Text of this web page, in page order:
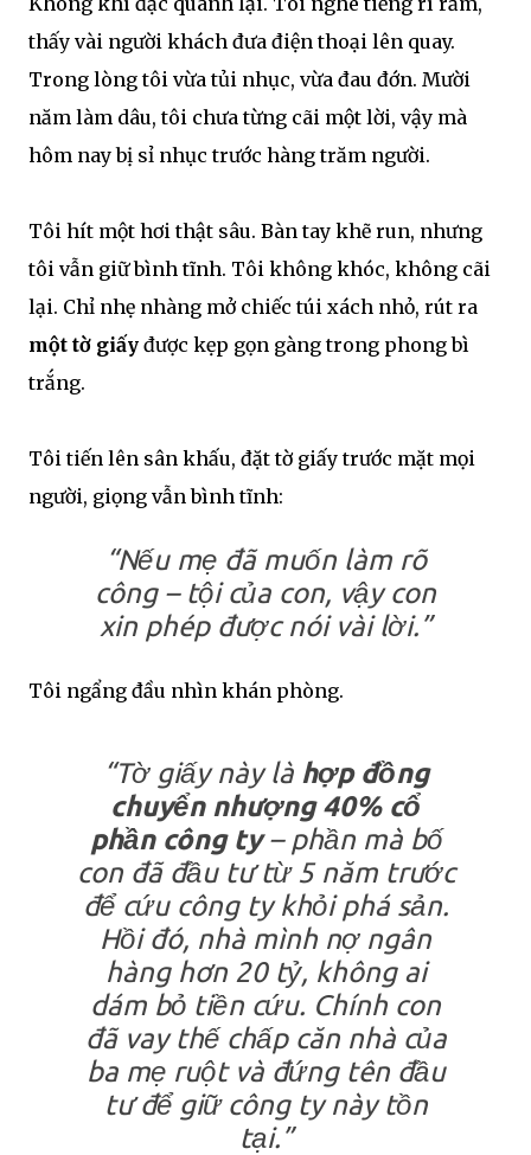
thấy vài người khách đưa điện thoại lên quay.
Trong lòng tôi vừa tủi nhục, vừa đau đớn. Mười
năm làm dâu, tôi chưa từng cãi một lời, vậy mà
hôm nay bị sỉ nhục trước hàng trăm người.
Tôi hít một hơi thật sâu. Bàn tay khẽ run, nhưng
tôi vẫn giữ bình tĩnh. Tôi không khóc, không cãi
lại. Chỉ nhẹ nhàng mở chiếc túi xách nhỏ, rút ra
một tờ giấy được kẹp gọn gàng trong phong bì
trắng.
Tôi tiến lên sân khấu, đặt tờ giấy trước mặt mọi
người, giọng vẫn bình tĩnh:
“Nếu mẹ đã muốn làm rõ
công – tội của con, vậy con
xin phép được nói vài lời.”
Tôi ngẩng đầu nhìn khán phòng.
“Tờ giấy này là hợp đồng
chuyển nhượng 40% cổ
phần công ty– phần mà bố
con đã đầu tư từ 5 năm trước
để cứu công ty khỏi phá sản.
Hồi đó, nhà mình nợ ngân
hàng hơn 20 tỷ, không ai
dám bỏ tiền cứu. Chính con
đã vay thế chấp căn nhà của
ba mẹ ruột và đứng tên đầu
tư để giữ công ty này tồn
tại.”